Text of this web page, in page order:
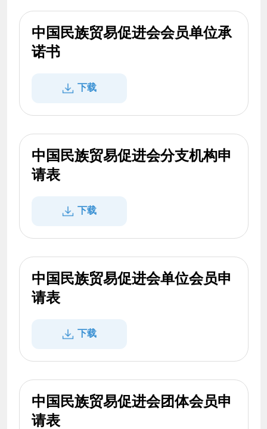
中国民族贸易促进会会员单位承
诺书
下载
中国民族贸易促进会分支机构申
请表
下载
中国民族贸易促进会单位会员申
请表
下载
中国民族贸易促进会团体会员申
请表